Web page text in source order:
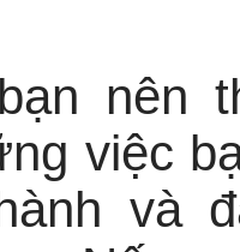
nên
việc
và